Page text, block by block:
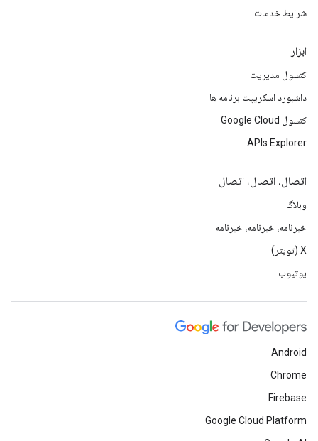
شرایط خدمات
ابزار
کنسول مدیریت
داشبورد اسکریپت برنامه ها
کنسول Google Cloud
APIs Explorer
اتصال، اتصال، اتصال
وبلاگ
خبرنامه، خبرنامه، خبرنامه
X (تویتر)
یوتیوب
Android
Chrome
Firebase
Google Cloud Platform